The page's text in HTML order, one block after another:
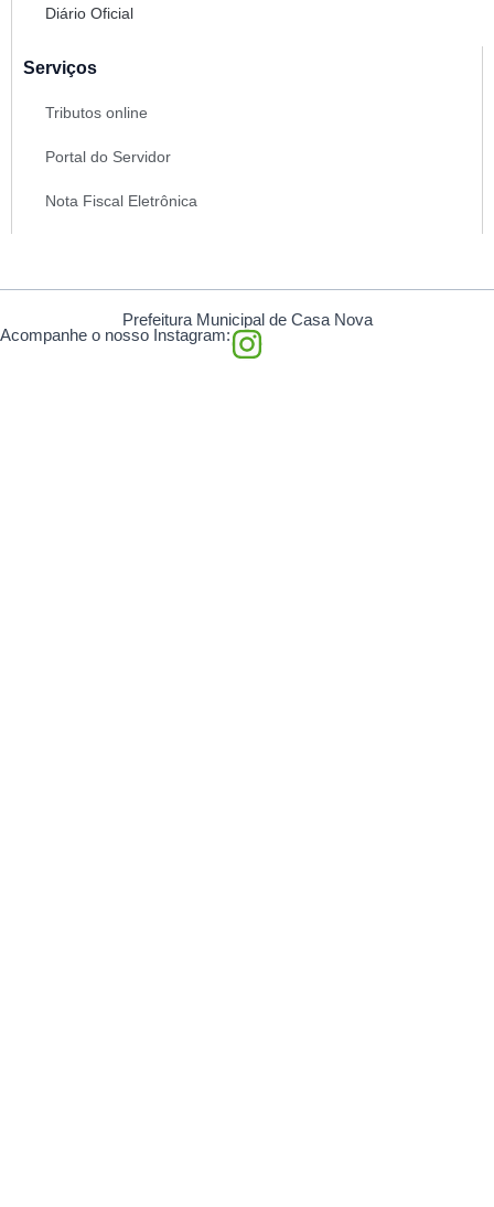
Diário Oficial
Serviços
Tributos online
Portal do Servidor
Nota Fiscal Eletrônica
Prefeitura Municipal de Casa Nova
I
Acompanhe o nosso Instagram: